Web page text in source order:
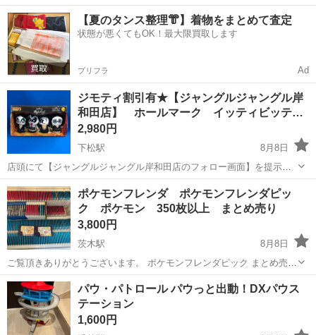
／4勤2休でオフも充実♪／家具・家電付き社宅あり＆前払いで生活支援
物資が受け取れる◎／20〜40代男女活躍中！ 車載用リチウムイオン電
池部品の製造 車載用...
兵庫 南あわじ市 その他
【夏のタンス整理👘】着物をまとめて査定
状態が悪くてもOK！最大限買取します
プリフラ Ad
ジモティ割引有★【ジャングルジャングル岸
和田店】 ホールマーク イッティビッテ…
2,980円
下松駅
8月8日
店頭にて【ジャングルジャングル岸和田店のフォロー画面】を提示し
ていただきますと、表示価格から【3%】オフ！ ジャングルジャング
ル岸和田店 住所 大阪府岸和田市下松町1丁目1-20 ◆◇◆ ただいま買
取強化中...
大阪 岸和田市 その他
ポケモンフレンダ ポケモンフレンダピッ
ク ポケモン 350枚以上 まとめ売り
3,800円
茨木駅
8月8日
ご覧頂きありがとうございます。 ポケモンフレンダピック まとめ売り
です。 過去弾〜最新弾まで入っています。 かぶりもあります。 380枚
以上あると思います。 子どもが一度手にした物の為、 神経質な方はご
遠慮願います。...
大阪 茨木市 茨木駅 その他 ポケモン
パウ・パトロール パウっと出動！DXパウス
テーション
1,600円